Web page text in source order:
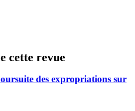
cette revue
des expropriations sur